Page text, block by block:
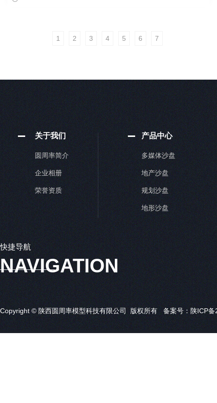
1 2 3 4 5 6 7
关于我们
圆周率简介
企业相册
荣誉资质
产品中心
多媒体沙盘
地产沙盘
规划沙盘
地形沙盘
快捷导航
NAVIGATION
Copyright © 陕西圆周率模型科技有限公司 版权所有 备案号：陕ICP